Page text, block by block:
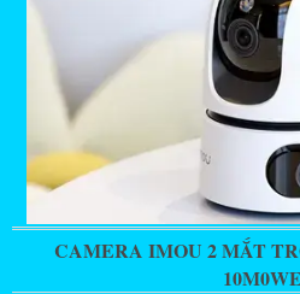
CAMERA IMOU 2 MẮT